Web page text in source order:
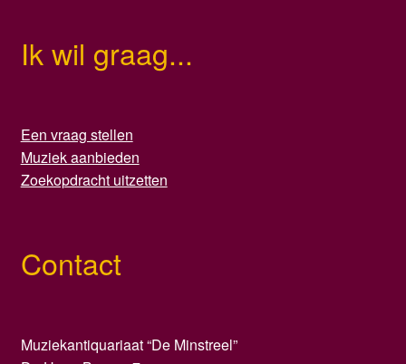
Ik wil graag...
Een vraag stellen
Muziek aanbieden
Zoekopdracht uitzetten
Contact
Muziekantiquariaat “De Minstreel”